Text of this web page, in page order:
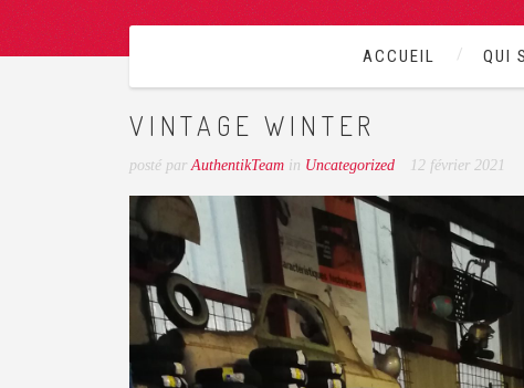
ACCUEIL QUI
VINTAGE WINTER
posté par AuthentikTeam in Uncategorized 12 février 2021